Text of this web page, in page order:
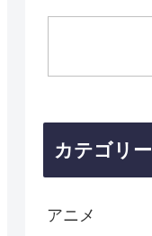
カテゴリー
アニメ